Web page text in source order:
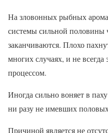
На зловонных рыбных
системы сильной половины
заканчиваются. Плохо
многих случаях, и не всегда
процессом.
Иногда сильно воняет в
ни разу не имевших
Причиной является не